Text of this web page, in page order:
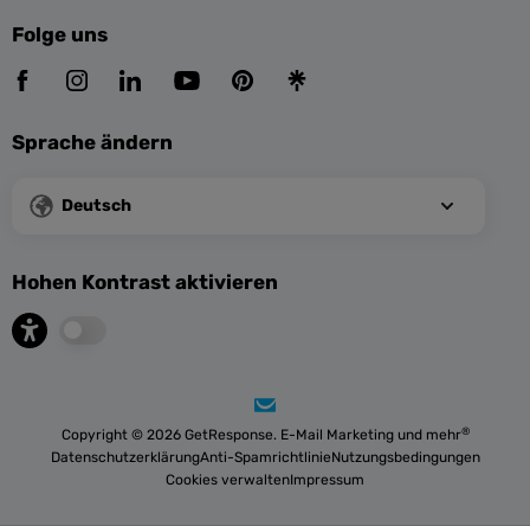
Folge uns
Sprache ändern
Deutsch
Hohen Kontrast aktivieren
Copyright © 2026 GetResponse. E-Mail Marketing und mehr®
DatenschutzerklärungAnti-SpamrichtlinieNutzungsbedingungen
Cookies verwaltenImpressum